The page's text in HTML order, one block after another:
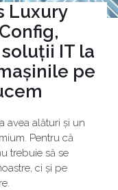
Luxury
IT la
pe
avea alături și un
Pentru că
trebuie să se
ci și pe